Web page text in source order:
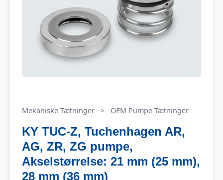
Mekaniske Tætninger > OEM Pumpe Tætninger
KY TUC-Z, Tuchenhagen AR,
AG, ZR, ZG pumpe,
Akselstørrelse: 21 mm (25 mm),
28 mm (36 mm)